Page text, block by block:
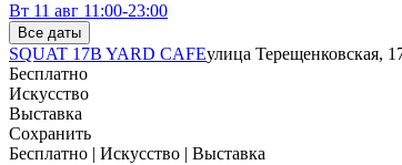
Вт 11 авг 11:00-23:00
Все даты
SQUAT 17B YARD CAFEулица Терещенковская,
Бесплатно
Искусство
Выставка
Сохранить
Бесплатно | Искусство | Выставка